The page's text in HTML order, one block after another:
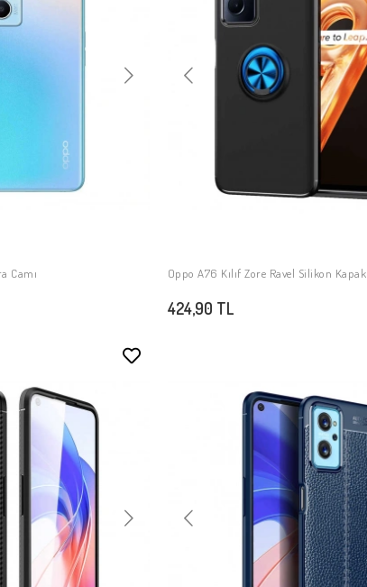
EKLE
Camı
SEPETE EKLE
Oppo A76 Kılıf Zore Ravel Silikon Kapak
424,90 TL